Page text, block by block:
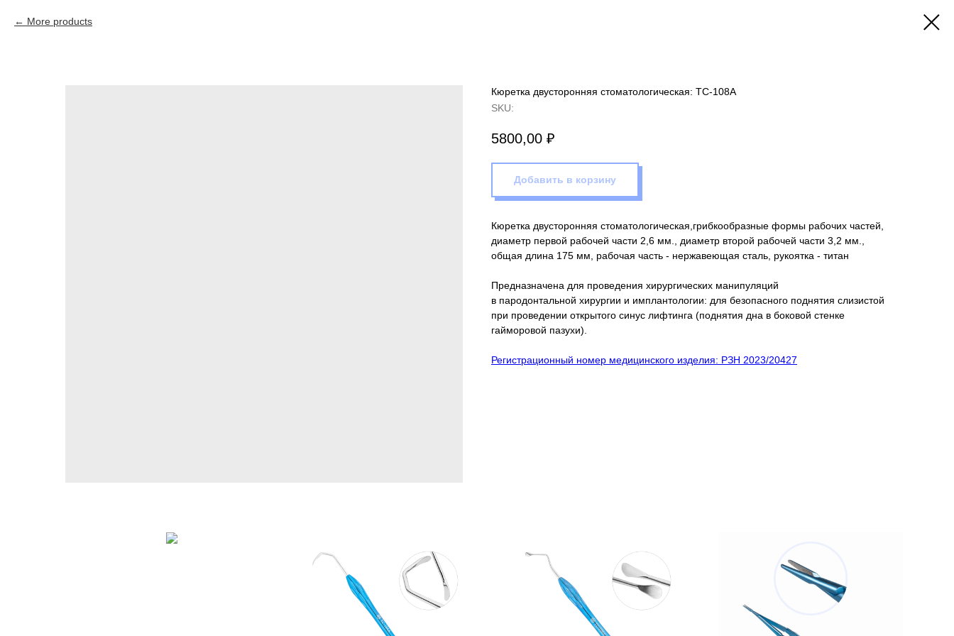
More products
Кюретка двусторонняя стоматологическая: TC-108A
SKU:
5800,00 ₽
Добавить в корзину
Кюретка двусторонняя стоматологическая,грибкообразные формы рабочих частей,
диаметр первой рабочей части 2,6 мм., диаметр второй рабочей части 3,2 мм.,
общая длина 175 мм, рабочая часть - нержавеющая сталь, рукоятка - титан
Предназначена для проведения хирургических манипуляций
в пародонтальной хирургии и имплантологии: для безопасного поднятия слизистой
при проведении открытого синус лифтинга (поднятия дна в боковой стенке
гайморовой пазухи).
Регистрационный номер медицинского изделия: РЗН 2023/20427